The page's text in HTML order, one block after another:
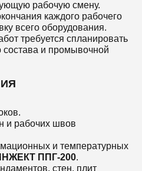
рабочую смену.
каждого рабочего
всего оборудования.
требуется спланировать
состава и промывочной
и рабочих швов
и температурных
ППГ-200.
стен, плит